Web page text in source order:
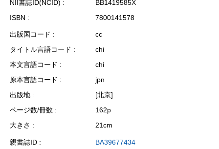
NII書誌ID(NCID)
BB1419585X
ISBN
7800141578
出版国コード
cc
タイトル言語コード
chi
本文言語コード
chi
原本言語コード
jpn
出版地
[北京]
ページ数/冊数
162p
大きさ
21cm
親書誌ID BA39677434